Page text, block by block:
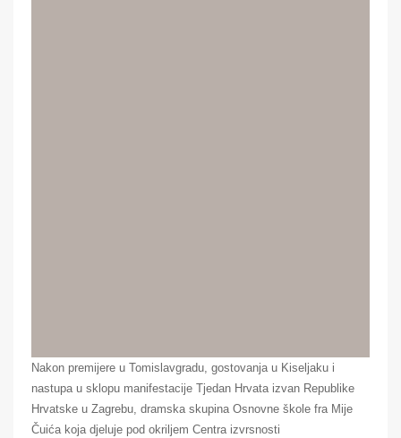
Nakon premijere u Tomislavgradu, gostovanja u Kiseljaku i
nastupa u sklopu manifestacije Tjedan Hrvata izvan Republike
Hrvatske u Zagrebu, dramska skupina Osnovne škole fra Mije
Čuića koja djeluje pod okriljem Centra izvrsnosti